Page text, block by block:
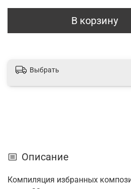
В корзину
Выбрать
Описание
Компиляция избранных